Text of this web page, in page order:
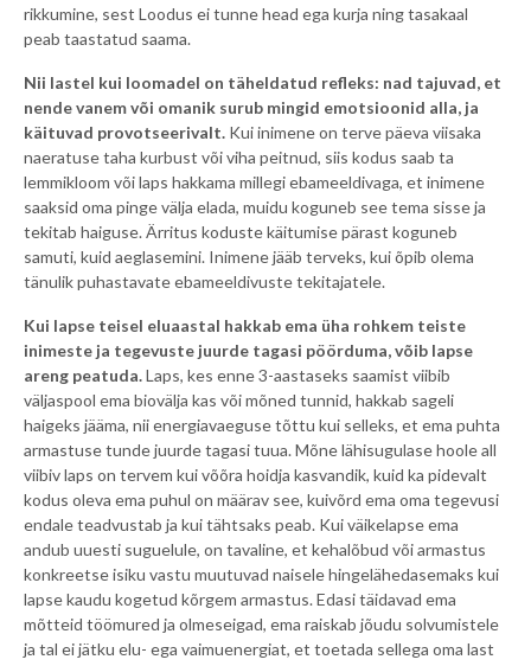
rikkumine, sest Loodus ei tunne head ega kurja ning tasakaal
peab taastatud saama.
Nii lastel kui loomadel on täheldatud refleks: nad tajuvad, et
nende vanem või omanik surub mingid emotsioonid alla, ja
käituvad provotseerivalt. Kui inimene on terve päeva viisaka
naeratuse taha kurbust või viha peitnud, siis kodus saab ta
lemmikloom või laps hakkama millegi ebameeldivaga, et inimene
saaksid oma pinge välja elada, muidu koguneb see tema sisse ja
tekitab haiguse. Ärritus koduste käitumise pärast koguneb
samuti, kuid aeglasemini. Inimene jääb terveks, kui õpib olema
tänulik puhastavate ebameeldivuste tekitajatele.
Kui lapse teisel eluaastal hakkab ema üha rohkem teiste
inimeste ja tegevuste juurde tagasi pöörduma, võib lapse
areng peatuda.Laps, kes enne 3-aastaseks saamist viibib
väljaspool ema biovälja kas või mõned tunnid, hakkab sageli
haigeks jääma, nii energiavaeguse tõttu kui selleks, et ema puhta
armastuse tunde juurde tagasi tuua. Mõne lähisugulase hoole all
viibiv laps on tervem kui võõra hoidja kasvandik, kuid ka pidevalt
kodus oleva ema puhul on määrav see, kuivõrd ema oma tegevusi
endale teadvustab ja kui tähtsaks peab. Kui väikelapse ema
andub uuesti suguelule, on tavaline, et kehalõbud või armastus
konkreetse isiku vastu muutuvad naisele hingelähedasemaks kui
lapse kaudu kogetud kõrgem armastus. Edasi täidavad ema
mõtteid töömured ja olmeseigad, ema raiskab jõudu solvumistele
ja tal ei jätku elu- ega vaimuenergiat, et toetada sellega oma last